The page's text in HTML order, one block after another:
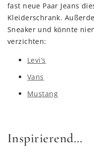
fast neue Paar Jeans
Kleiderschrank.
Sneaker und könnte
verzichten:
Levi’s
Vans
Mustang
Inspirierend…